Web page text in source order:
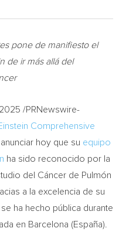
pone de manifiesto el
de ir más allá del
/PRNewswire-
Comprehensive
hoy que su equipo
ha sido reconocido por la
del Cáncer de Pulmón
a la excelencia de su
ha hecho pública durante
en Barcelona (España).